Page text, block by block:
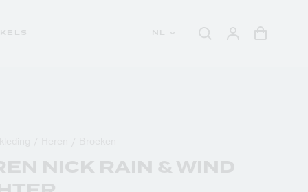
NL Zoeken Aanmelden
NICK RAIN & WIND